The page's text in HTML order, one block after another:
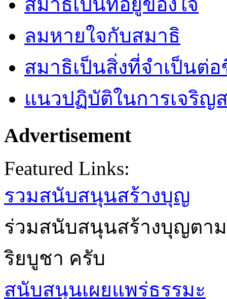
ลมหายใจกับสมาธิ
สมาธิเป็นสิ่งที่จำเป็นต่
แนวปฏิบัติในการเจริญ
Advertisement
Featured Links:
รวมสนับสนุนสร้างบุญ
ร่วมสนับสนุนสร้างบุญตา
ริยบูชา ครับ
สนับสนุนเผยแพร่ธรรมะ